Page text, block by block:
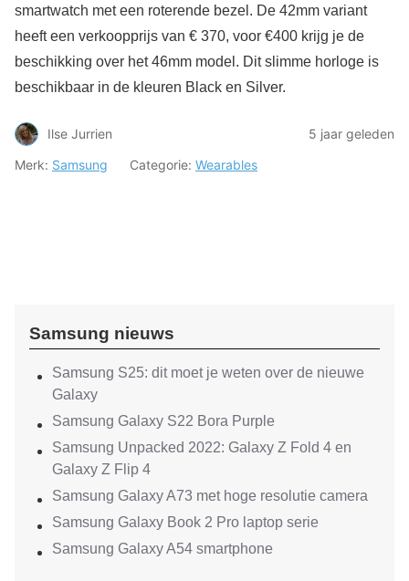
smartwatch met een roterende bezel. De 42mm variant
heeft een verkoopprijs van € 370, voor €400 krijg je de
beschikking over het 46mm model. Dit slimme horloge is
beschikbaar in de kleuren Black en Silver.
Ilse Jurrien
5 jaar geleden
Merk: Samsung Categorie: Wearables
Samsung nieuws
Samsung S25: dit moet je weten over de nieuwe
Galaxy
Samsung Galaxy S22 Bora Purple
Samsung Unpacked 2022: Galaxy Z Fold 4 en
Galaxy Z Flip 4
Samsung Galaxy A73 met hoge resolutie camera
Samsung Galaxy Book 2 Pro laptop serie
Samsung Galaxy A54 smartphone